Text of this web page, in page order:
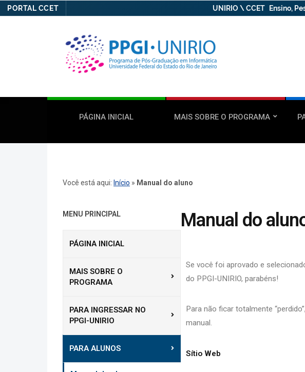
PORTAL CCET UNIRIO \ CCET Ensino,
PÁGINA INICIAL MAIS SOBRE O PROGRAMA
Você está aqui: Início » Manual do aluno
MENU PRINCIPAL
PÁGINA INICIAL
MAIS SOBRE O
PROGRAMA
PARA INGRESSAR NO
PPGI-UNIRIO
PARA ALUNOS
Manual do
Se você foi aprovado e
do PPGI-UNIRIO, parabéns!
Para não ficar totalmente
manual.
Sítio Web